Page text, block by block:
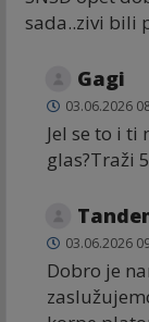
sada..zivi bili
Gagi
03.06.2026
Jel se to i ti
glas?Traži
03.06.2026
Dobro je